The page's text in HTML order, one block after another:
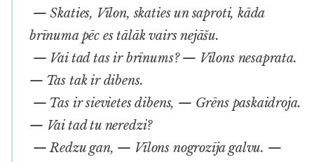
— Skaties, Vīlon, skaties un saproti, kāda
brīnuma pēc es tālāk vairs nejāšu.
— Vai tad tas ir brīnums? — Vīlons nesaprata.
— Tas tak ir dibens.
— Tas ir sievietes dibens, — Grēns paskaidroja.
— Vai tad tu neredzi?
— Redzu gan, — Vīlons nogrozīja galvu. —